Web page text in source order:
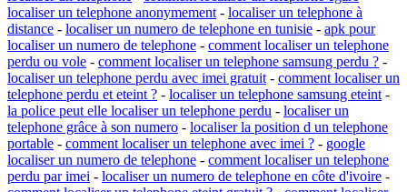
localiser un telephone anonymement - localiser un telephone à
distance - localiser un numero de telephone en tunisie - apk pour
localiser un numero de telephone - comment localiser un telephone
perdu ou vole - comment localiser un telephone samsung perdu ? -
localiser un telephone perdu avec imei gratuit - comment localiser un
telephone perdu et eteint ? - localiser un telephone samsung eteint -
la police peut elle localiser un telephone perdu - localiser un
telephone grâce à son numero - localiser la position d un telephone
portable - comment localiser un telephone avec imei ? - google
localiser un numero de telephone - comment localiser un telephone
perdu par imei - localiser un numero de telephone en côte d'ivoire -